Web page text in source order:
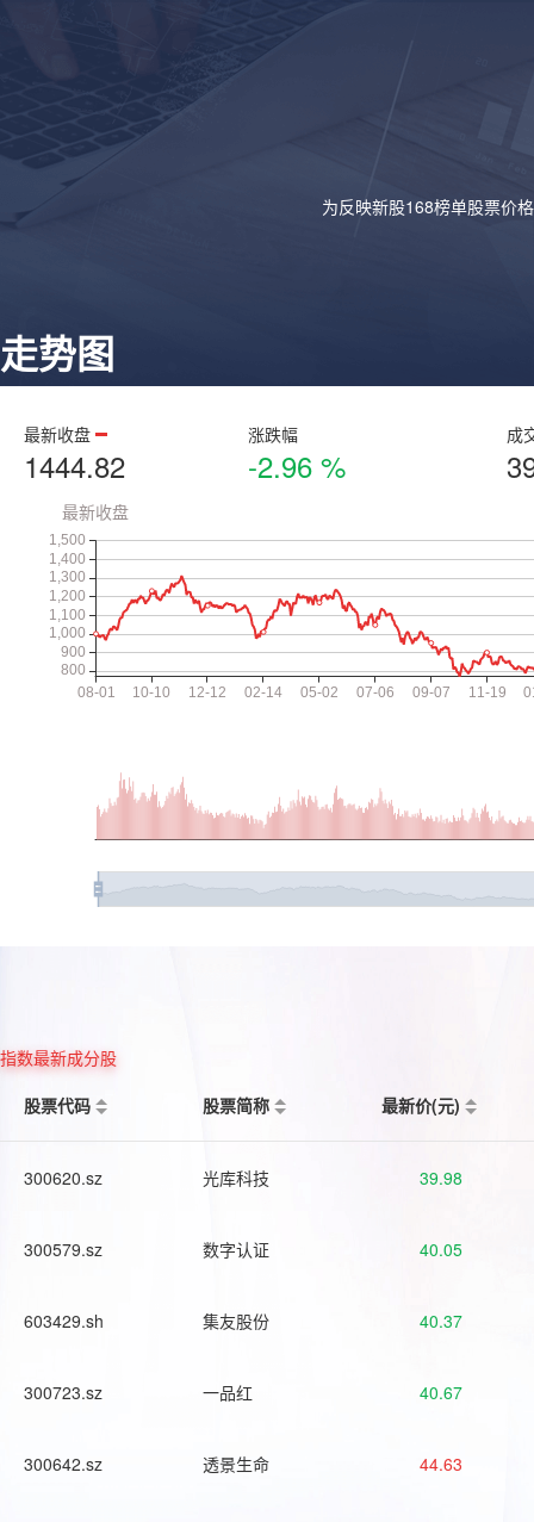
为反映新股168榜单股票价
走势图
最新收盘
1444.82
涨跌幅
-2.96 %
成
指数最新成分股
股票代码
股票简称 最新价(元)
300620.sz 光库科技 39.98
300579.sz 数字认证 40.05
603429.sh 集友股份 40.37
300723.sz 一品红 40.67
300642.sz 透景生命 44.63